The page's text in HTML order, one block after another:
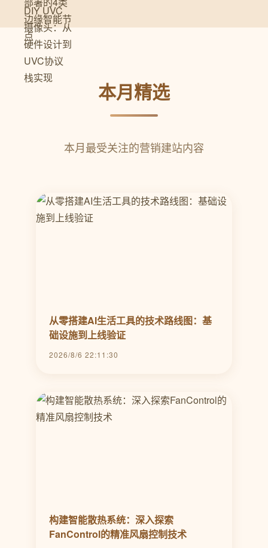
本月精选
本月最受关注的营销建站内容
从零搭建AI生活工具的技术路线图：基
础设施到上线验证
2026/8/6 22:11:30
构建智能散热系统：深入探索
FanControl的精准风扇控制技术